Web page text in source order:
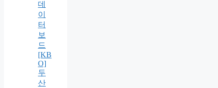
데
이
터
보
드
[KB
O]
두
산